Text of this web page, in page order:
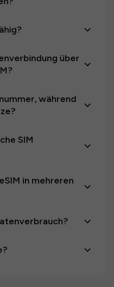
über
während
SIM
in mehreren